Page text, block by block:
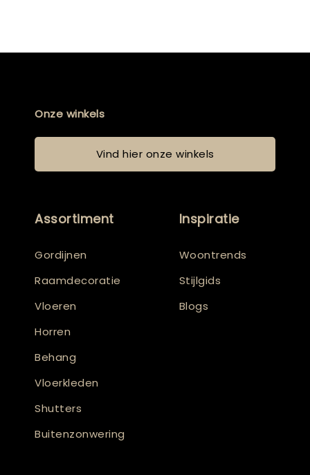
Onze winkels
Vind hier onze winkels
Assortiment
Gordijnen
Raamdecoratie
Vloeren
Horren
Behang
Vloerkleden
Shutters
Buitenzonwering
Inspiratie
Woontrends
Stijlgids
Blogs